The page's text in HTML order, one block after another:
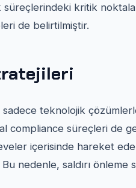
kritik
de belirtilmiştir.
sadece teknolojik
compliance süreçleri de
içerisinde hareket
nedenle, saldırı